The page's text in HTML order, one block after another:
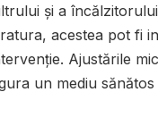
și a
acestea pot fi
Ajustările
un mediu